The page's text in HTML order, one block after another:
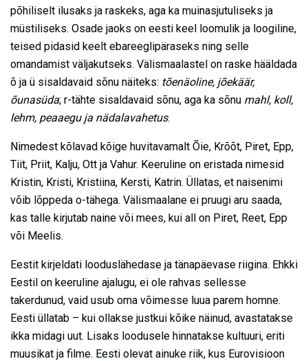
põhiliselt ilusaks ja raskeks, aga ka muinasjutuliseks ja
müstiliseks. Osade jaoks on eesti keel loomulik ja loogiline,
teised pidasid keelt ebareeglipäraseks ning selle
omandamist väljakutseks. Välismaalastel on raske hääldada
õ ja ü sisaldavaid sõnu näiteks: tõenäoline, jõekäär,
õunasüda; r-tähte sisaldavaid sõnu, aga ka sõnu mahl, koll,
lehm, peaaegu ja nädalavahetus.
Nimedest kõlavad kõige huvitavamalt Õie, Krõõt, Piret, Epp,
Tiit, Priit, Kalju, Ott ja Vahur. Keeruline on eristada nimesid
Kristin, Kristi, Kristiina, Kersti, Katrin. Üllatas, et naisenimi
võib lõppeda o-tähega. Välismaalane ei pruugi aru saada,
kas talle kirjutab naine või mees, kui all on Piret, Reet, Epp
või Meelis.
Eestit kirjeldati looduslähedase ja tänapäevase riigina. Ehkki
Eestil on keeruline ajalugu, ei ole rahvas sellesse
takerdunud, vaid usub oma võimesse luua parem homne.
Eesti üllatab – kui ollakse justkui kõike näinud, avastatakse
ikka midagi uut. Lisaks loodusele hinnatakse kultuuri, eriti
muusikat ja filme. Eesti olevat ainuke riik, kus Eurovisioon